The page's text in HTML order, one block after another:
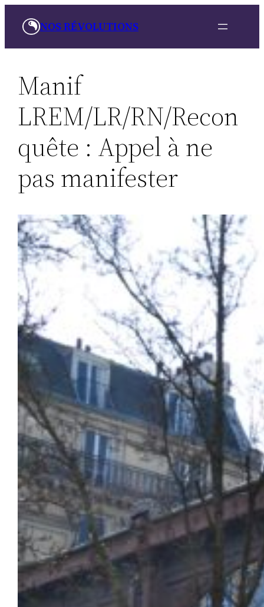
NOS RÉVOLUTIONS
Manif
LREM/LR/RN/Recon
quête : Appel à ne
pas manifester